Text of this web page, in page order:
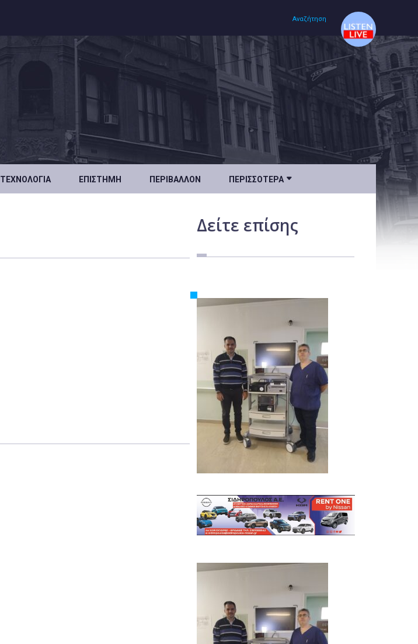
Αναζήτηση
ΤΕΧΝΟΛΟΓΊΑ ΕΠΙΣΤΉΜΗ ΠΕΡΙΒΆΛΛΟΝ ΠΕΡΙΣΣΌΤΕΡΑ 
Δείτε επίσης
Αρχική
Πολιτισμός
Υγεία
Ταξίδια
Επιστήμη
Περιβάλλον
Αγροτικά
Οικονομία
Πολιτική
Αθλητικά
Αστυνομικό Δελτίο